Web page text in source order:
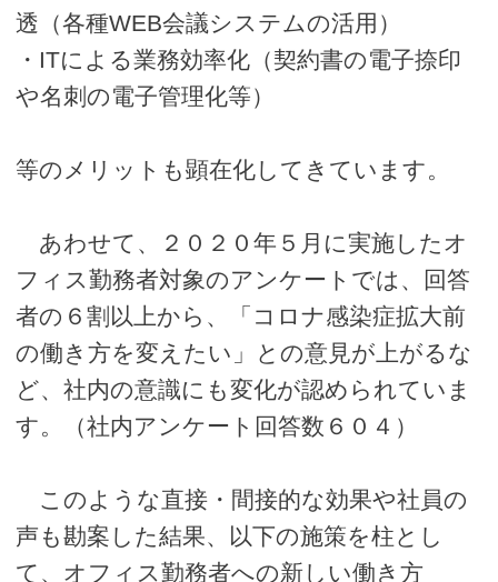
透（各種WEB会議システムの活用）
・ITによる業務効率化（契約書の電子捺印
や名刺の電子管理化等）
等のメリットも顕在化してきています。
あわせて、２０２０年５月に実施したオ
フィス勤務者対象のアンケートでは、回答
者の６割以上から、「コロナ感染症拡大前
の働き方を変えたい」との意見が上がるな
ど、社内の意識にも変化が認められていま
す。（社内アンケート回答数６０４）
このような直接・間接的な効果や社員の
声も勘案した結果、以下の施策を柱とし
て、オフィス勤務者への新しい働き方